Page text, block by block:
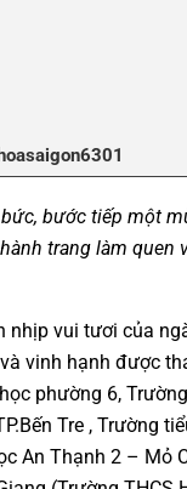
bước tiếp một
trang làm
vui tươi của
vinh hạnh được
phường 6,
Tre , Trường
An Thạnh 2 – Mỏ